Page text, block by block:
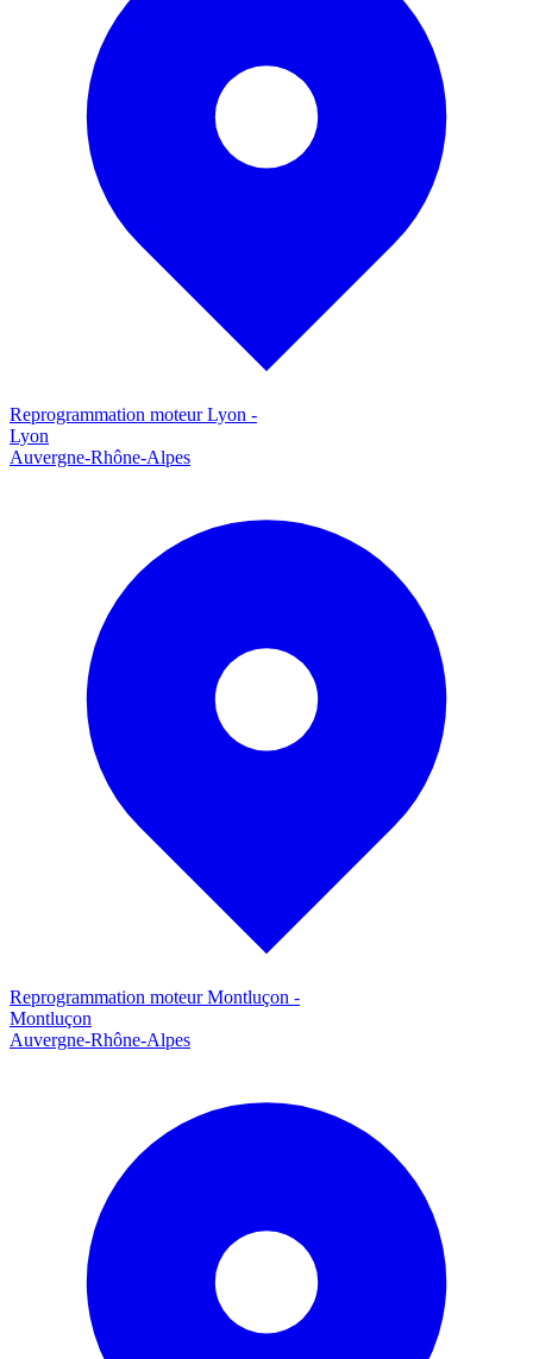
Reprogrammation moteurLyon -
Lyon
Auvergne-Rhône-Alpes
Reprogrammation moteurMontluçon -
Montluçon
Auvergne-Rhône-Alpes